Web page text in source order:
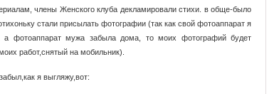
члены Женского клуба декламировали стихи. в обще-было
стали присылать фотографии (так как свой фотоаппарат я
а фотоаппарат мужа забыла дома, то моих фотографий будет
работ,снятый на мобильник).
я выгляжу,вот: